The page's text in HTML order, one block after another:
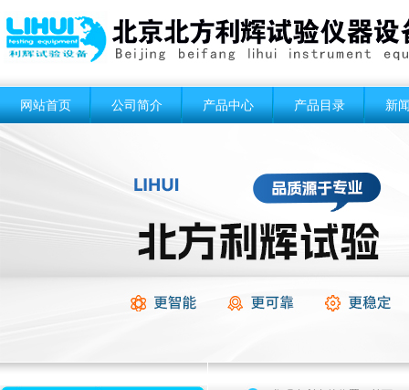
网站首页 公司简介 产品中心 产品目录 新